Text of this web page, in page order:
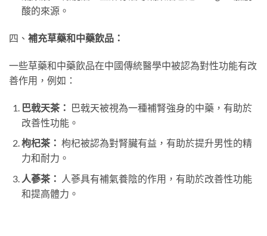
酸的來源。
四、 補充草藥和中藥飲品：
一些草藥和中藥飲品在中國傳統醫學中被認為對性功能有改
善作用，例如：
巴戟天茶： 巴戟天被視為一種補腎強身的中藥，有助於
改善性功能。
枸杞茶： 枸杞被認為對腎臟有益，有助於提升男性的精
力和耐力。
人蔘茶： 人蔘具有補氣養陰的作用，有助於改善性功能
和提高體力。